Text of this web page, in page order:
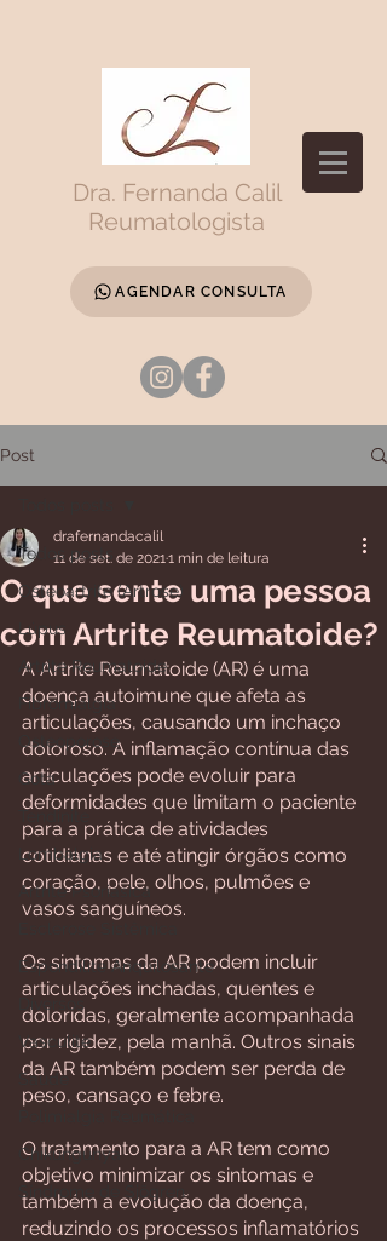
Dra. Fernanda Calil
Reumatologista
AGENDAR CONSULTA
Post
Todos posts
Osteoartrite (Artrose)
Lúpus
Artrite Reumatoide
Fibromialgia
Osteoporose
Gota
Tendinite
Lombalgia
Artrite Psoriásica
Espondilite Anquilosante
Diversos
Vasculite
Saúde
Chikungunya
Síndrome de Sjögren
O que sente uma pessoa
com Artrite Reumatoide?
drafernandacalil
11 de set. de 20211 min de leitura
A Artrite Reumatoide (AR) é uma
doença autoimune que afeta as
articulações, causando um inchaço
doloroso. A inflamação contínua das
articulações pode evoluir para
deformidades que limitam o paciente
para a prática de atividades
cotidianas e até atingir órgãos como
coração, pele, olhos, pulmões e
vasos sanguíneos.
Os sintomas da AR podem incluir
articulações inchadas, quentes e
doloridas, geralmente acompanhada
por rigidez, pela manhã. Outros sinais
da AR também podem ser perda de
peso, cansaço e febre.
O tratamento para a AR tem como
objetivo minimizar os sintomas e
também a evolução da doença,
reduzindo os processos inflamatórios